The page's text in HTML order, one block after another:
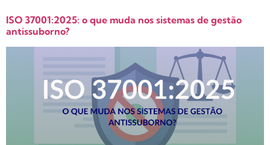
ISO 37001:2025: o que muda nos sistemas de gestão
antissuborno?